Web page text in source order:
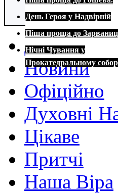
День Героя у Надвірній
Піша проща до
Нічні Чування у
Прокатедральному
Домівка
Новини
Офіційно
Духовні
Цікаве
Притчі
Наша Віра